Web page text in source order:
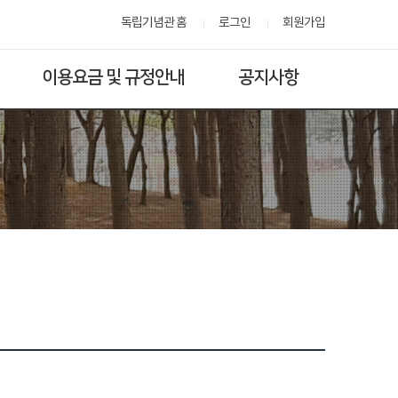
독립기념관 홈 로그인 회원가입
이용요금 및 규정안내 공지사항